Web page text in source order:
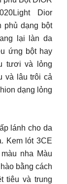
Dior
phủ dạng bột
lại làn da
ứng bột hay
tươi và lỏng
và lâu trôi cả
dạng lỏng
lánh cho da
Kem lót 3CE
nha Màu
bằng cách
tiêu và trung